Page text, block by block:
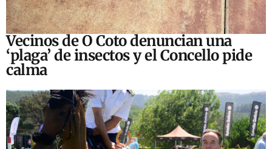
Vecinos de O Coto denuncian una
‘plaga’ de insectos y el Concello pide
calma